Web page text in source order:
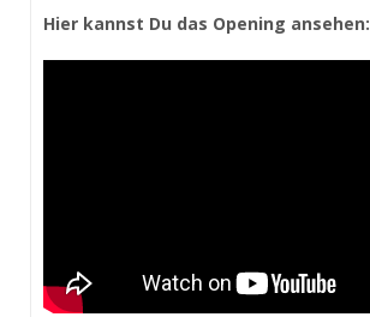
Hier kannst Du das Opening ansehen: